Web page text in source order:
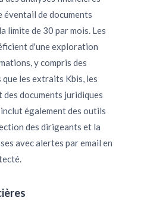
éventail de documents
limite de 30 par mois. Les
d'une exploration
y compris des
les extraits Kbis, les
des documents juridiques
également des outils
des dirigeants et la
avec alertes par email en